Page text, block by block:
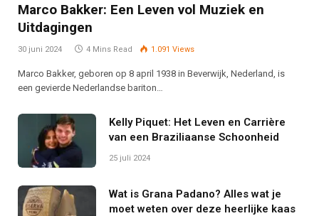
Marco Bakker: Een Leven vol Muziek en
Uitdagingen
30 juni 2024 4 Mins Read 1.091 Views
Marco Bakker, geboren op 8 april 1938 in Beverwijk, Nederland, is
een gevierde Nederlandse bariton…
Kelly Piquet: Het Leven en Carrière
van een Braziliaanse Schoonheid
25 juli 2024
Wat is Grana Padano? Alles wat je
moet weten over deze heerlijke kaas